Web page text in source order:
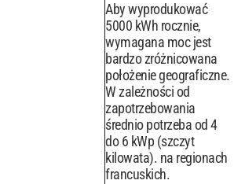
Aby wyprodukować
5000 kWh rocznie,
wymagana moc jest
bardzo zróżnicowana
położenie geograficzne.
W zależności od
zapotrzebowania
średnio potrzeba od 4
do 6 kWp (szczyt
kilowata). na regionach
francuskich.